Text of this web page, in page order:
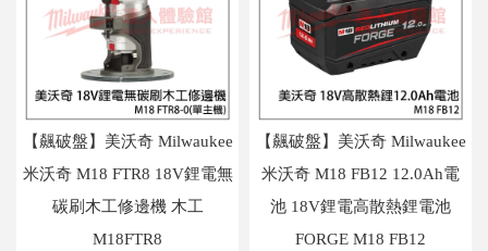
【飆破盤】美沃奇 Milwaukee
米沃奇 M18 FTR8 18V鋰電無
碳刷木工修邊機 木工
M18FTR8
【飆破盤】美沃奇 Milwaukee
米沃奇 M18 FB12 12.0Ah電
池 18V鋰電高散熱鋰電池
FORGE M18 FB12